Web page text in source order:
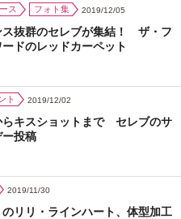
ス フォト集 2019/12/05
ス抜群のセレブが集結！ ザ・フ
ドのレッドカーペット
ト 2019/12/02
らキスショットまで セレブのサ
ー投稿
2019/11/30
のリリ・ラインハート、体型加工